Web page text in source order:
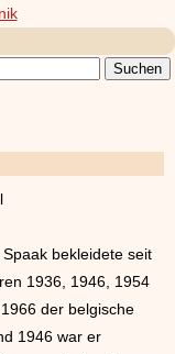
bekleidete seit
1936, 1946, 1954
der belgische
1946 war er